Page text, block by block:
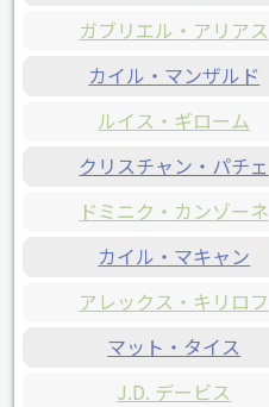
ガブリエル・アリアス
カイル・マンザルド
ルイス・ギローム
クリスチャン・パチェ
ドミニク・カンゾーネ
カイル・マキャン
アレックス・キリロフ
マット・タイス
J.D. デービス